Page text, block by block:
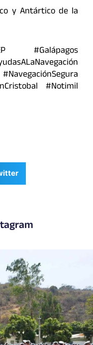
y Antártico de la
#Galápagos
#Notimil